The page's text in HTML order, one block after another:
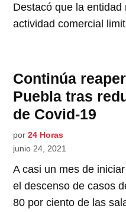
Destacó que la
actividad comercial
Continúa
Puebla tras
de Covid-19
por 24 Horas
junio 24, 2021
A casi un mes de
el descenso de casos
80 por ciento de las